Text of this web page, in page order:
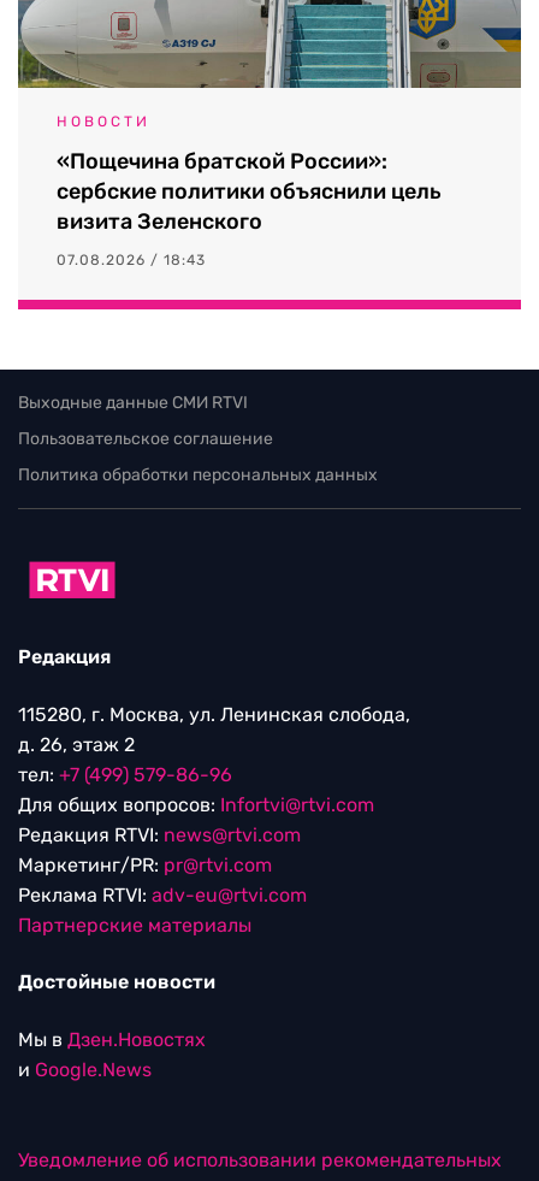
НОВОСТИ
«Пощечина братской России»:
сербские политики объяснили цель
визита Зеленского
07.08.2026 / 18:43
Выходные данные СМИ RTVI
Пользовательское соглашение
Политика обработки персональных данных
Редакция
115280, г. Москва, ул. Ленинская слобода,
д. 26, этаж 2
тел: +7 (499) 579-86-96
Для общих вопросов: Infortvi@rtvi.com
Редакция RTVI: news@rtvi.com
Маркетинг/PR: pr@rtvi.com
Реклама RTVI: adv-eu@rtvi.com
Партнерские материалы
Достойные новости
Мы в Дзен.Новостях
и Google.News
Уведомление об использовании рекомендательных